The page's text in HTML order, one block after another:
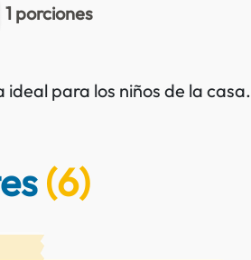
1 porciones
para los niños de la casa.
(6)